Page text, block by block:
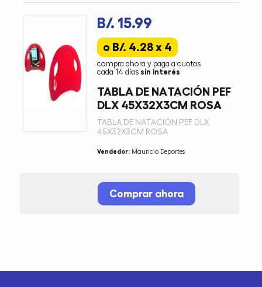
B/. 15.99
o B/. 4.28 x 4
compra ahora y paga a cuotas
cada 14 días sin interés
TABLA DE NATACIÓN PEF
DLX 45X32X3CM ROSA
TABLA DE NATACIÓN PEF DLX
45X32X3CM ROSA
Vendedor: Mauricio Deportes
Comprar ahora